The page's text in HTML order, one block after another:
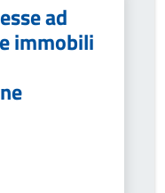
ad
immobili